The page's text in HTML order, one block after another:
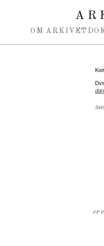
OM ARKIVET
er